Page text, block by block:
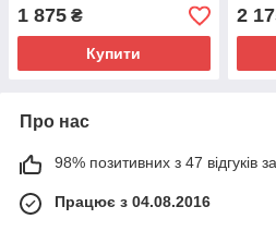
1 875 ₴
Купити
2
Про нас
98% позитивних з 47 відгуків
Працює з 04.08.2016